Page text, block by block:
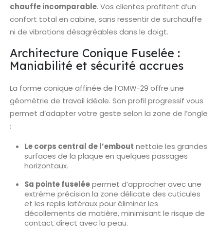
chauffe incomparable. Vos clientes profitent d’un
confort total en cabine, sans ressentir de surchauffe
ni de vibrations désagréables dans le doigt.
Architecture Conique Fuselée :
Maniabilité et sécurité accrues
La forme conique affinée de l’OMW-29 offre une
géométrie de travail idéale. Son profil progressif vous
permet d’adapter votre geste selon la zone de l’ongle
:
Le corps central de l’embout nettoie les grandes
surfaces de la plaque en quelques passages
horizontaux.
Sa pointe fuseléepermet d’approcher avec une
extrême précision la zone délicate des cuticules
et les replis latéraux pour éliminer les
décollements de matière, minimisant le risque de
contact direct avec la peau.